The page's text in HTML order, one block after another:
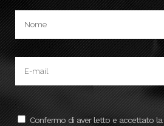
Confermo di aver letto e accettato la